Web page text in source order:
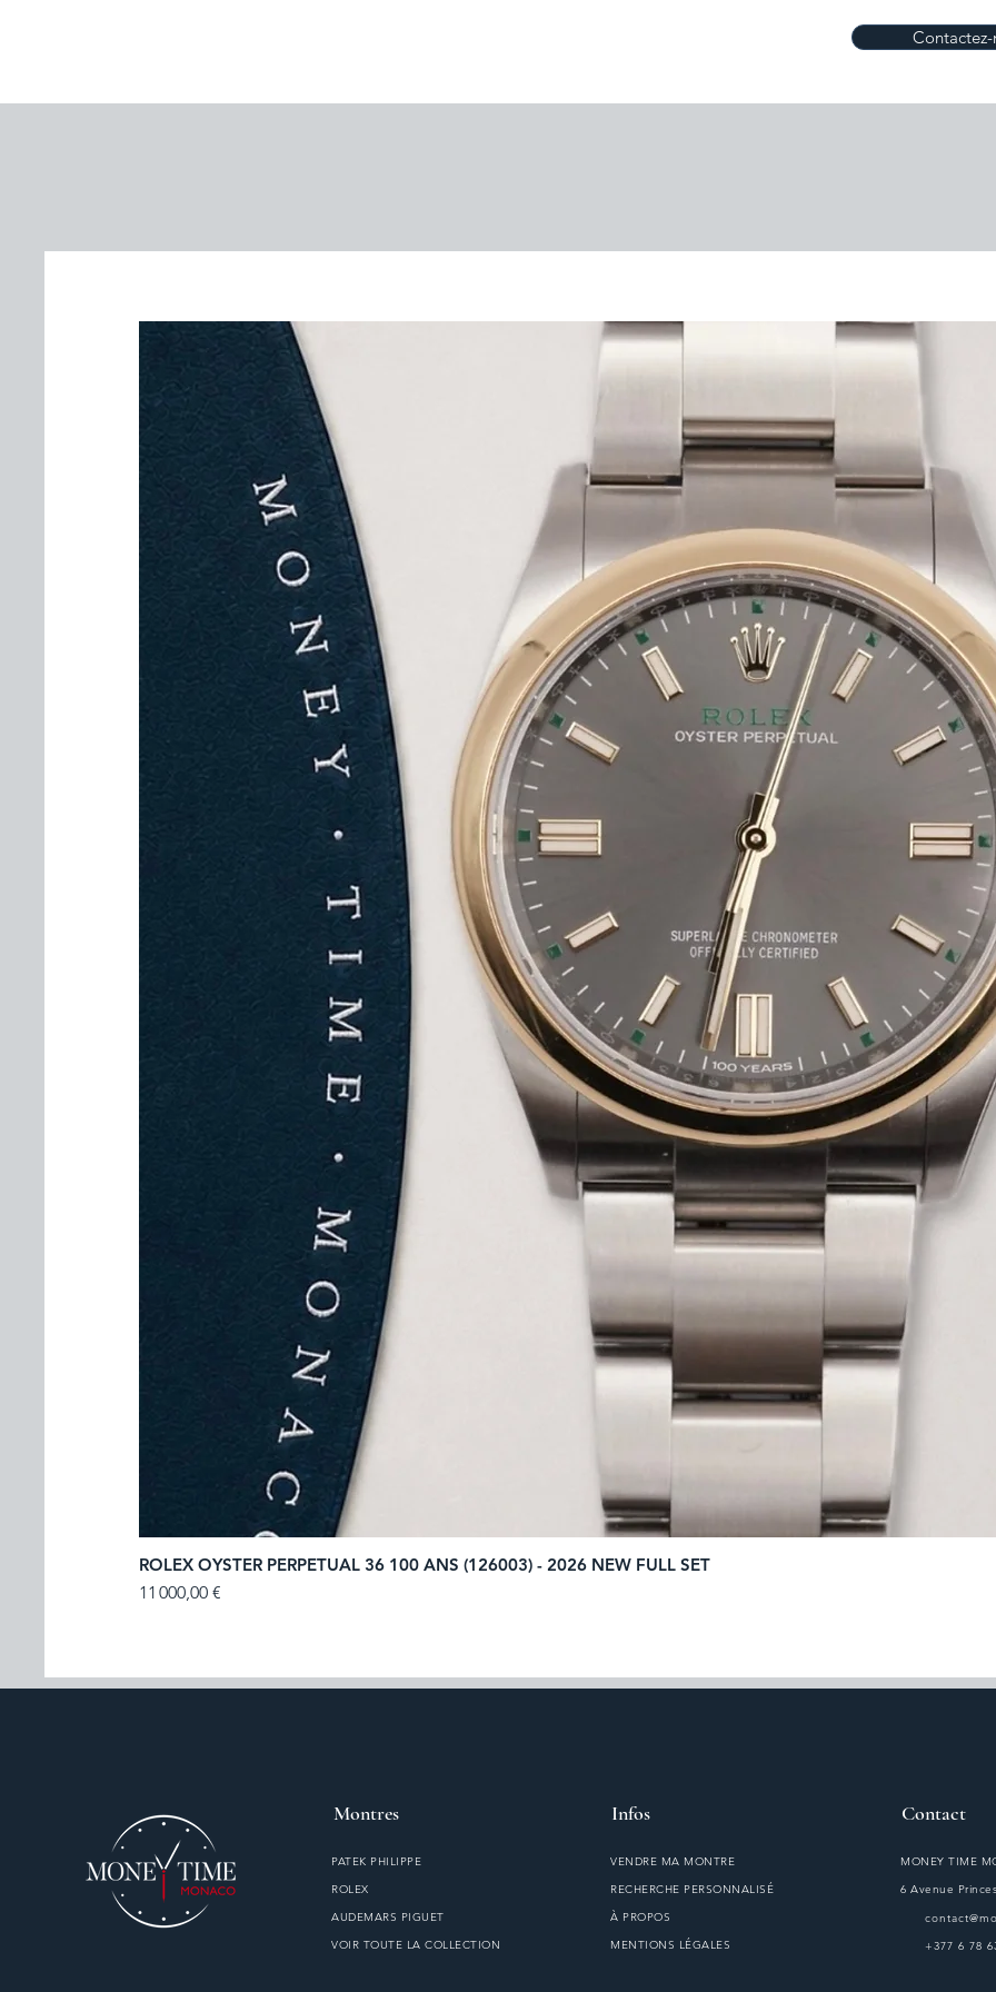
Contactez-
Aperçu rapide
ROLEX OYSTER PERPETUAL 36 100 ANS (126003) - 2026 NEW FULL SET
Prix
11 000,00 €
Montres
PATEK PHILIPPE
ROLEX
AUDEMARS PIGUET
VOIR TOUTE LA COLLECTION
Infos
VENDRE MA MONTRE
RECHERCHE PERSONNALISÉ
À PROPOS
MENTIONS LÉGALES
Contact
MONEY TIME
6 Avenue
+377 6 78